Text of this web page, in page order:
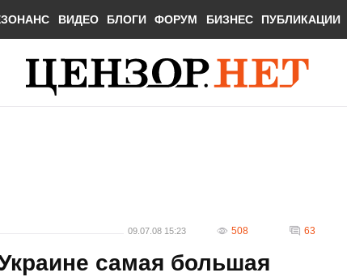
ВИДЕО БЛОГИ ФОРУМ БИЗНЕС ПУБЛИКАЦИИ
09.07.08 15:23 508 63
самая большая